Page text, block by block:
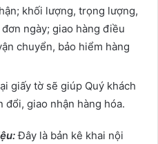
khối lượng, trọng lượng,
đơn ngày; giao hàng điều
chuyển, bảo hiểm hàng
giấy tờ sẽ giúp Quý khách
giao nhận hàng hóa.
Đây là bản kê khai nội